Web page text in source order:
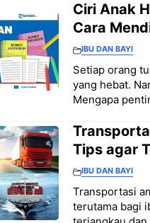
Ciri Anak
Cara
IBU DAN BAYI
Setiap orang
yang hebat.
Mengapa
Tips agar
IBU DAN BAYI
Transportasi
terutama bagi